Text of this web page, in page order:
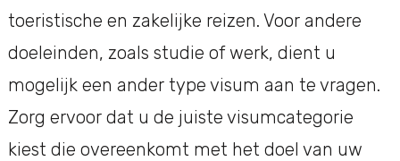
toeristische en zakelijke reizen. Voor andere
doeleinden, zoals studie of werk, dient u
mogelijk een ander type visum aan te vragen.
Zorg ervoor dat u de juiste visumcategorie
kiest die overeenkomt met het doel van uw